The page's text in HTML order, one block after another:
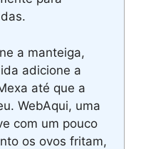
a manteiga,
adicione a
até que a
WebAqui, uma
com um pouco
os ovos fritam,